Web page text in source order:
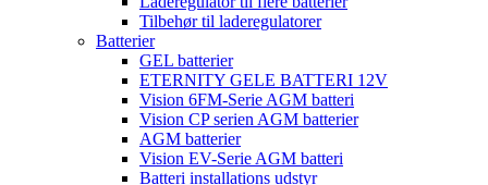
Tilbehør til laderegulatorer
Batterier
GEL batterier
ETERNITY GELE BATTERI 12V
Vision 6FM-Serie AGM batteri
Vision CP serien AGM batterier
AGM batterier
Vision EV-Serie AGM batteri
Batteri installations udstyr